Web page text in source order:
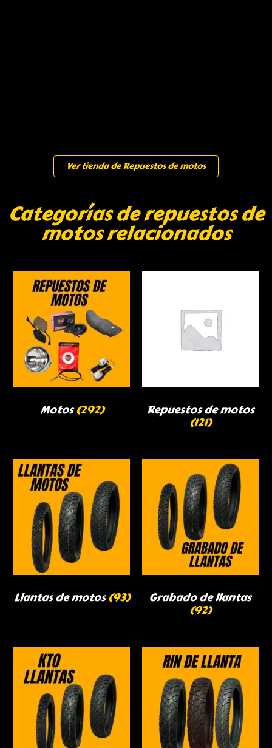
Ver tienda de Repuestos de motos
Categorías de repuestos de
motos relacionados
Motos(292) Repuestos de motos
(121)
Llantas de motos(93) Grabado de llantas
(92)